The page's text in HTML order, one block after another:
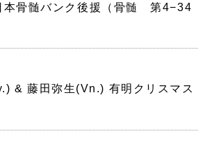
本骨髄バンク後援（骨髄 第4−34
& 藤田弥生(Vn.) 有明クリスマス